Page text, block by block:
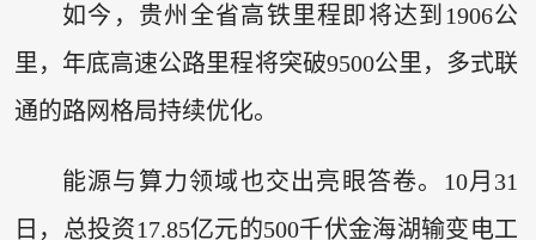
如今，贵州全省高铁里程即将达到1906公
里，年底高速公路里程将突破9500公里，多式联
通的路网格局持续优化。
能源与算力领域也交出亮眼答卷。10月31
日，总投资17.85亿元的500千伏金海湖输变电工